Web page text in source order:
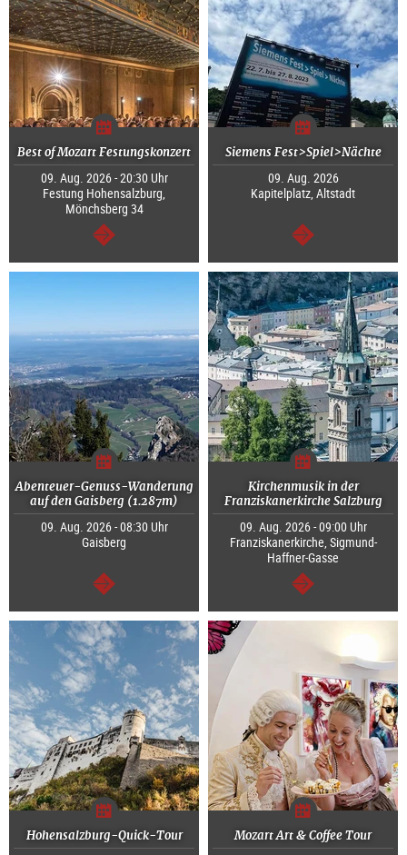
Best of Mozart Festungskonzert
09. Aug. 2026 - 20:30 Uhr
Festung Hohensalzburg,
Mönchsberg 34
weiter
Siemens Fest>Spiel>Nächte
09. Aug. 2026
Kapitelplatz, Altstadt
weiter
Abenteuer-Genuss-Wanderung
auf den Gaisberg (1.287m)
09. Aug. 2026 - 08:30 Uhr
Gaisberg
weiter
Kirchenmusik in der
Franziskanerkirche Salzburg
09. Aug. 2026 - 09:00 Uhr
Franziskanerkirche, Sigmund-
Haffner-Gasse
weiter
Hohensalzburg-Quick-Tour Mozart Art & Coffee Tour